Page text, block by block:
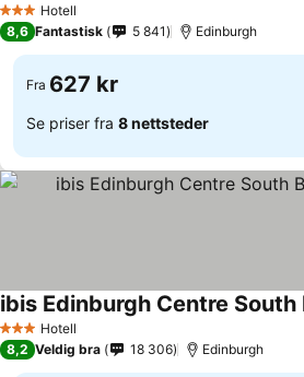
3 StjernerHotell
8,6 Fantastisk 5 841 Edinburgh
Fra 627 kr
Se priser fra 8 nettsteder
3 StjernerHotell
8,2 Veldig bra 18 306 Edinburgh